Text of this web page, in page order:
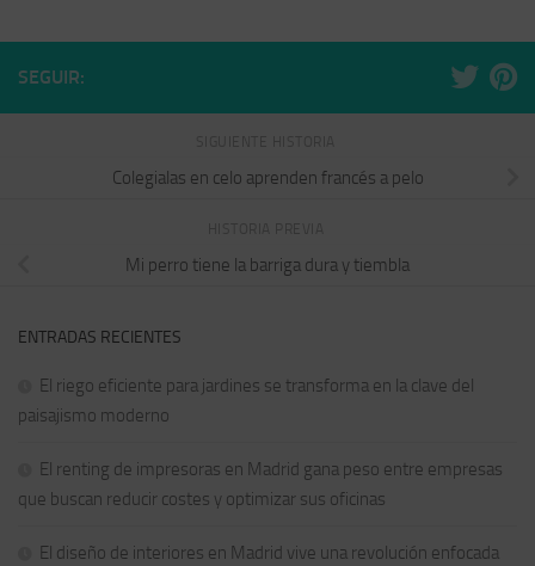
SEGUIR:
Colegialas en celo aprenden francés a pelo
Mi perro tiene la barriga dura y tiembla
ENTRADAS RECIENTES
El riego eficiente para jardines se transforma en la clave del
paisajismo moderno
El renting de impresoras en Madrid gana peso entre empresas
que buscan reducir costes y optimizar sus oficinas
El diseño de interiores en Madrid vive una revolución enfocada